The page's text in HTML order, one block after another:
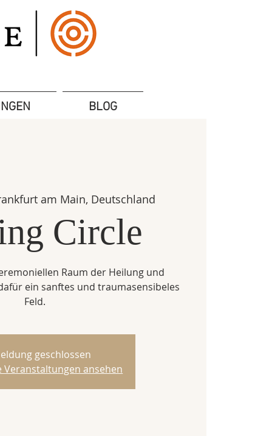
BLOG
am Main, Deutschland
Circle
Raum der Heilung und
ein sanftes und traumasensibeles
Feld.
geschlossen
Veranstaltungen ansehen